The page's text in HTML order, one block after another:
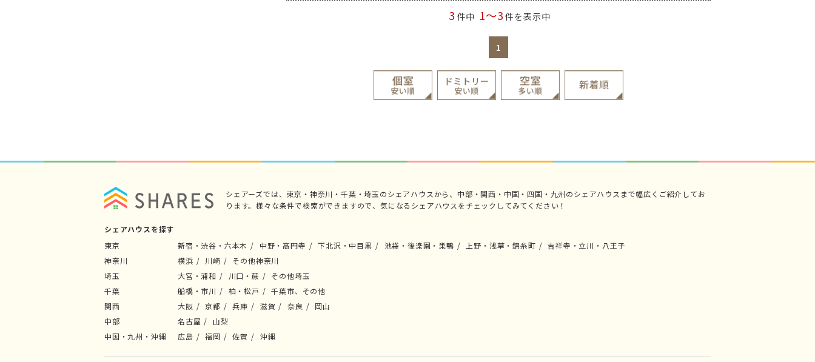
3 件中 1～3 件を表示中
1
シェアーズでは、東京・神奈川・千葉・埼玉のシェアハウスから、中部・関西・中国・四国・九州のシェアハウスまで幅広くご紹介してお
ります。様々な条件で検索ができますので、気になるシェアハウスをチェックしてみてください！
シェアハウスを探す
東京
新宿・渋谷・六本木 中野・高円寺 下北沢・中目黒 池袋・後楽園・巣鴨 上野・浅草・錦糸町
吉祥寺・立川・八王子
神奈川
横浜 川崎
その他神奈川
埼玉
大宮・浦和 川口・蕨
その他埼玉
千葉
船橋・市川 柏・松戸
千葉市、その他
関西
大阪 京都 兵庫 滋賀 奈良
岡山
中部
名古屋
山梨
中国・九州・沖縄
広島 福岡 佐賀 沖縄